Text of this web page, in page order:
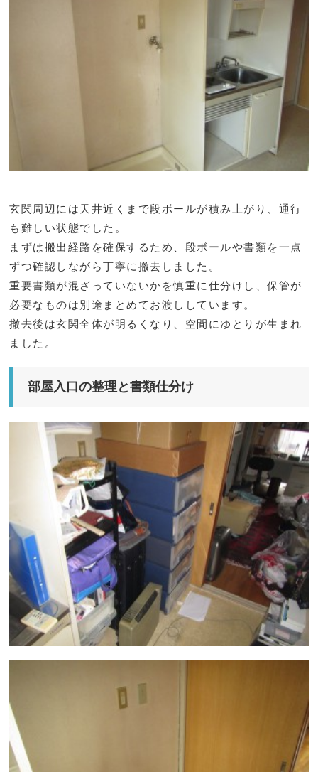
玄関周辺には天井近くまで段ボールが積み上がり、通行
も難しい状態でした。
まずは搬出経路を確保するため、段ボールや書類を一点
ずつ確認しながら丁寧に撤去しました。
重要書類が混ざっていないかを慎重に仕分けし、保管が
必要なものは別途まとめてお渡ししています。
撤去後は玄関全体が明るくなり、空間にゆとりが生まれ
ました。
部屋入口の整理と書類仕分け